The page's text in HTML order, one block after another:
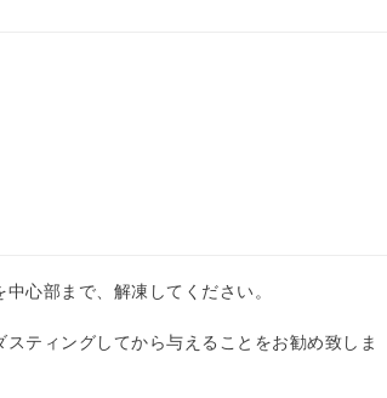
心部まで、解凍してください。
ティングしてから与えることをお勧め致しま